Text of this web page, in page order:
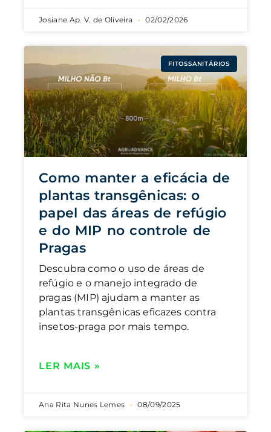
Josiane Ap. V. de Oliveira 02/02/2026
FITOSSANITÁRIOS
Como manter a eficácia de
plantas transgênicas: o
papel das áreas de refúgio
e do MIP no controle de
Pragas
Descubra como o uso de áreas de
refúgio e o manejo integrado de
pragas (MIP) ajudam a manter as
plantas transgênicas eficazes contra
insetos-praga por mais tempo.
LER MAIS »
Ana Rita Nunes Lemes 08/09/2025